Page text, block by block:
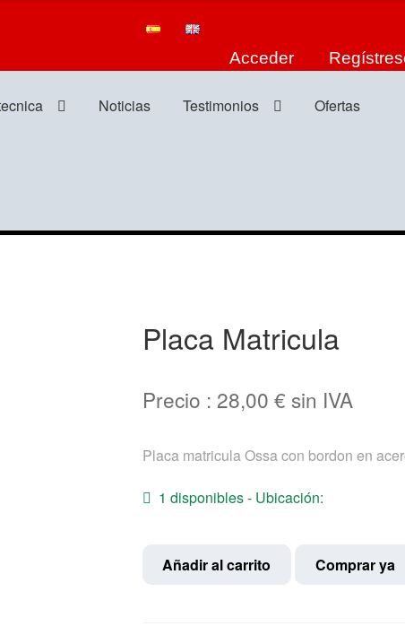
Acceder
Noticias Testimonios Ofertas
Placa Matricula
Precio : 28,00 € sin IVA
Placa matricula Ossa con bordon en
1 disponibles - Ubicación:
Placa
Matricula
Añadir al carrito Comprar ya